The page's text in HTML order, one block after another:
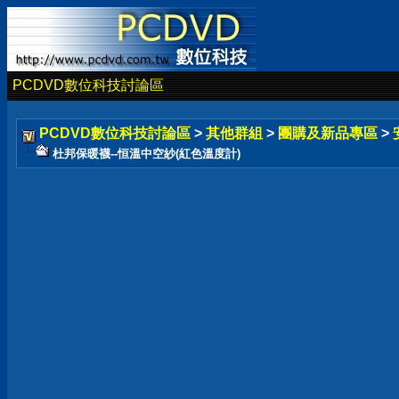
PCDVD數位科技討論區
PCDVD數位科技討論區 > 其他群組 > 團購及新品專區 >
杜邦保暖襪--恒溫中空紗(紅色溫度計)